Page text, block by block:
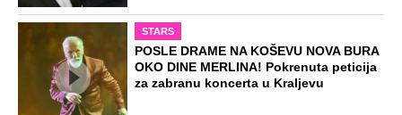
STARS
POSLE DRAME NA KOŠEVU NOVA BURA
OKO DINE MERLINA! Pokrenuta peticija
za zabranu koncerta u Kraljevu